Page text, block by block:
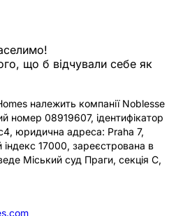
що б відчували себе як
належить компанії Noblesse
номер 08919607, ідентифікатор
юридична адреса: Praha 7,
17000, зареєстрована в
Міський суд Праги, секція C,